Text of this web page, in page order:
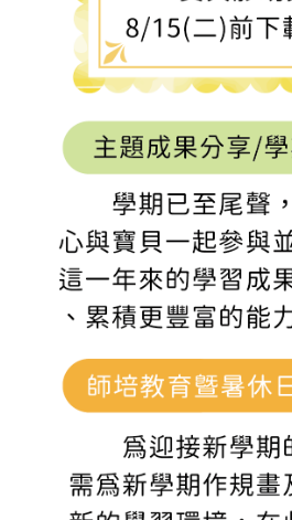
吉瑞福幸福站
吉瑞福幼兒園臉書專頁
吉瑞福教育機構臉書專頁
吉瑞福幸福交流道
招生資訊
教養資訊分享
預約參觀
聯絡我們
校園資料